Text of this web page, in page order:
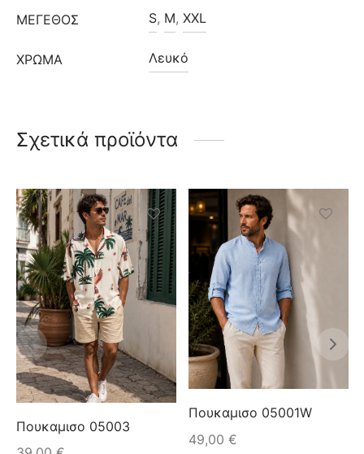
ΜΈΓΕΘΟΣ S, M, XXL
ΧΡΩΜΑ Λευκό
Σχετικά προϊόντα
Πουκαμισο 05003
Πουκαμισο 05001W
49,00 €